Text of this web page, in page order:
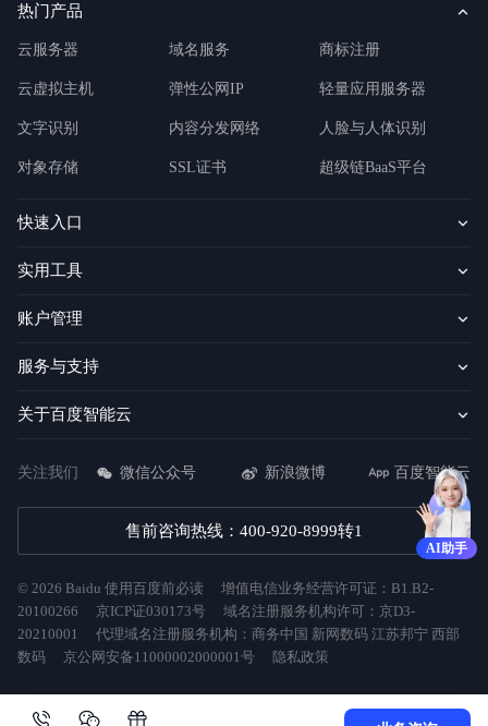
热门产品
云服务器 域名服务 商标注册
云虚拟主机 弹性公网IP 轻量应用服务器
文字识别 内容分发网络 人脸与人体识别
对象存储 SSL证书 超级链BaaS平台
快速入口
实用工具
账户管理
服务与支持
关于百度智能云
关注我们 微信公众号 新浪微博 百度智能云
售前咨询热线：400-920-8999转1
© 2026 Baidu 使用百度前必读
增值电信业务经营许可证：B1.B2-
20100266
京ICP证030173号
域名注册服务机构许可：京D3-
20210001
代理域名注册服务机构：商务中国 新网数码 江苏邦宁 西部
数码
京公网安备11000002000001号 隐私政策
AI助手